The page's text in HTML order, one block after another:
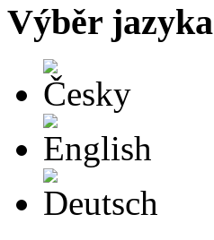
Výběr jazyka